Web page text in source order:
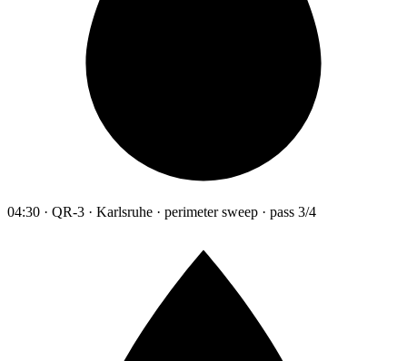
04:30 · QR-3 · Karlsruhe · perimeter sweep · pass 3/4